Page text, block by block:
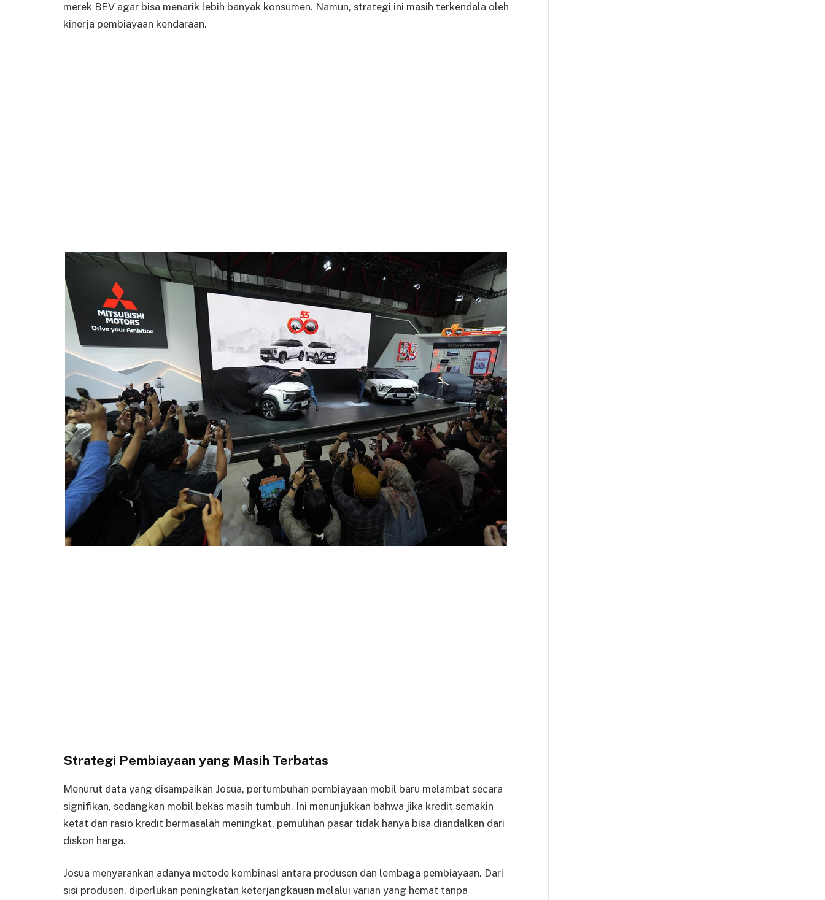
merek BEV agar bisa menarik lebih banyak konsumen. Namun, strategi ini masih terkendala oleh
kinerja pembiayaan kendaraan.
Strategi Pembiayaan yang Masih Terbatas
Menurut data yang disampaikan Josua, pertumbuhan pembiayaan mobil baru melambat secara
signifikan, sedangkan mobil bekas masih tumbuh. Ini menunjukkan bahwa jika kredit semakin
ketat dan rasio kredit bermasalah meningkat, pemulihan pasar tidak hanya bisa diandalkan dari
diskon harga.
Josua menyarankan adanya metode kombinasi antara produsen dan lembaga pembiayaan. Dari
sisi produsen, diperlukan peningkatan keterjangkauan melalui varian yang hemat tanpa